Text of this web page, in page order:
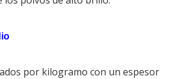
por kilogramo con un espesor